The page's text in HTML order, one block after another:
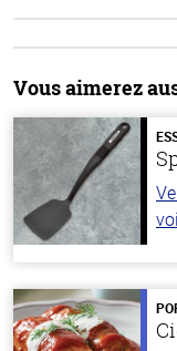
Vous aimerez